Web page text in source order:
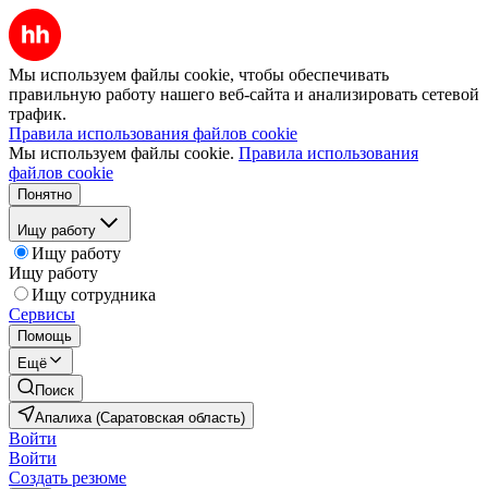
Мы используем файлы cookie, чтобы обеспечивать
правильную работу нашего веб-сайта и анализировать сетевой
трафик.
Правила использования файлов cookie
Мы используем файлы cookie. Правила использования
файлов cookie
Понятно
Ищу работу
Ищу работу
Ищу работу
Ищу сотрудника
Сервисы
Помощь
Ещё
Поиск
Апалиха (Саратовская область)
Войти
Войти
Создать резюме